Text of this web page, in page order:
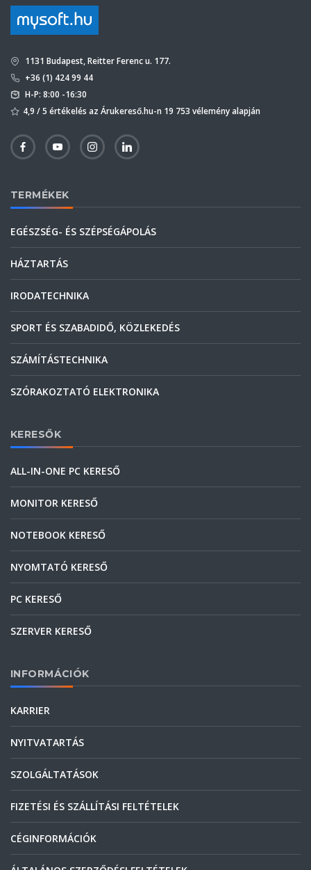
1131 Budapest, Reitter Ferenc u. 177.
+36 (1) 424 99 44
H-P: 8:00 -16:30
4,9 / 5 értékelés az Árukereső.hu-n 19 753 vélemény alapján
TERMÉKEK
EGÉSZSÉG- ÉS SZÉPSÉGÁPOLÁS
HÁZTARTÁS
IRODATECHNIKA
SPORT ÉS SZABADIDŐ, KÖZLEKEDÉS
SZÁMÍTÁSTECHNIKA
SZÓRAKOZTATÓ ELEKTRONIKA
KERESŐK
ALL-IN-ONE PC KERESŐ
MONITOR KERESŐ
NOTEBOOK KERESŐ
NYOMTATÓ KERESŐ
PC KERESŐ
SZERVER KERESŐ
INFORMÁCIÓK
KARRIER
NYITVATARTÁS
SZOLGÁLTATÁSOK
FIZETÉSI ÉS SZÁLLÍTÁSI FELTÉTELEK
CÉGINFORMÁCIÓK